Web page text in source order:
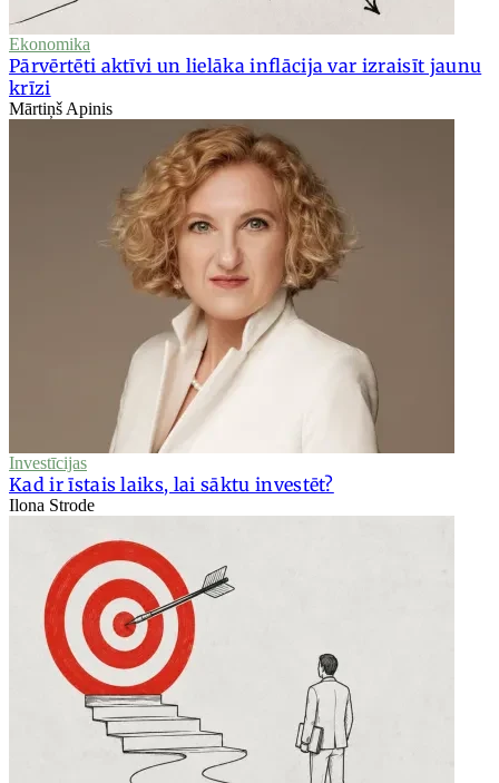
Ekonomika
Pārvērtēti aktīvi un lielāka inflācija var izraisīt jaunu
krīzi
Mārtiņš Apinis
Investīcijas
Kad ir īstais laiks, lai sāktu investēt?
Ilona Strode